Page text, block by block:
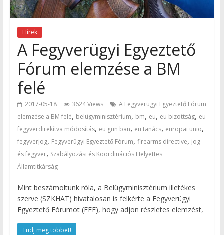
Hírek
A Fegyverügyi Egyeztető
Fórum elemzése a BM
felé
2017-05-18 3624 Views
A Fegyverügyi Egyeztető Fórum
elemzése a BM felé, belügyminisztérium, bm, eu, eu bizottság, eu
fegyverdirekítva módosítás, eu gun ban, eu tanács, europai unio,
fegyverjog, Fegyverügyi Egyeztető Fórum, firearms directive, jog
és fegyver, Szabályozási és Koordinációs Helyettes
Államtitkárság
Mint beszámoltunk róla, a Belügyminisztérium illetékes
szerve (SZKHAT) hivatalosan is felkérte a Fegyverügyi
Egyeztető Fórumot (FEF), hogy adjon részletes elemzést,
Tudj meg többet!